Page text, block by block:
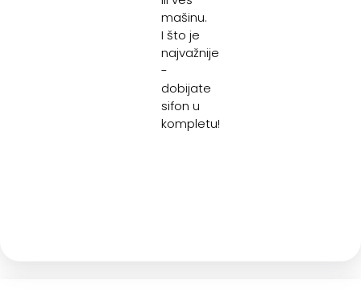
mašinu.
I što je
najvažnije
-
dobijate
sifon u
kompletu!